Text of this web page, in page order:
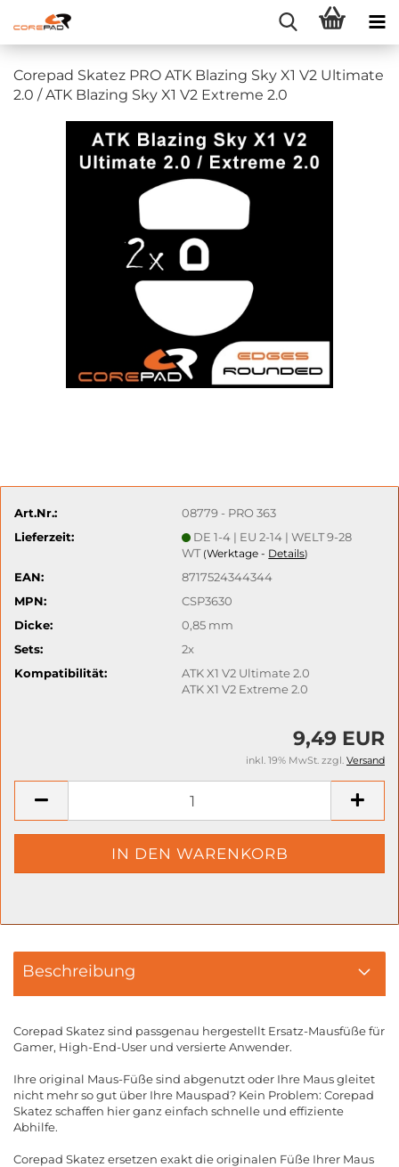
Corepad Skatez PRO ATK Blazing Sky X1 V2 Ultimate
2.0 / ATK Blazing Sky X1 V2 Extreme 2.0
Art.Nr.:
08779 - PRO 363
Lieferzeit:
DE 1-4 | EU 2-14 | WELT 9-28
WT (Werktage - Details)
EAN:
8717524344344
MPN:
CSP3630
Dicke:
0,85 mm
Sets:
2x
Kompatibilität:
ATK X1 V2 Ultimate 2.0
ATK X1 V2 Extreme 2.0
9,49 EUR
inkl. 19% MwSt. zzgl. Versand
Beschreibung
Corepad Skatez sind passgenau hergestellt Ersatz-Mausfüße für
Gamer, High-End-User und versierte Anwender.
Ihre original Maus-Füße sind abgenutzt oder Ihre Maus gleitet
nicht mehr so gut über Ihre Mauspad? Kein Problem: Corepad
Skatez schaffen hier ganz einfach schnelle und effiziente
Abhilfe.
Corepad Skatez ersetzen exakt die originalen Füße Ihrer Maus